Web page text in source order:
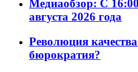
Медиаобзор: С
августа 2026 года
Революция
бюрократия?